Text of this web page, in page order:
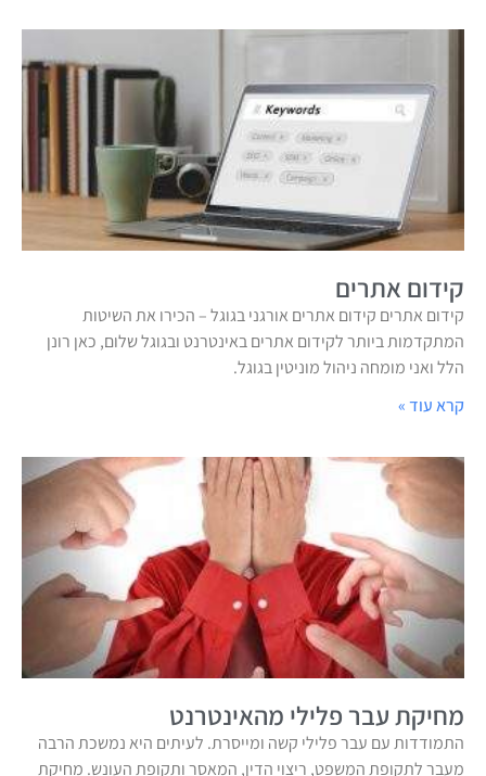
קידום אתרים
קידום אתרים קידום אתרים אורגני בגוגל – הכירו את השיטות
המתקדמות ביותר לקידום אתרים באינטרנט ובגוגל שלום, כאן רונן
הלל ואני מומחה ניהול מוניטין בגוגל.
קרא עוד »
מחיקת עבר פלילי מהאינטרנט
התמודדות עם עבר פלילי קשה ומייסרת. לעיתים היא נמשכת הרבה
מעבר לתקופת המשפט, ריצוי הדין, המאסר ותקופת העונש. מחיקת